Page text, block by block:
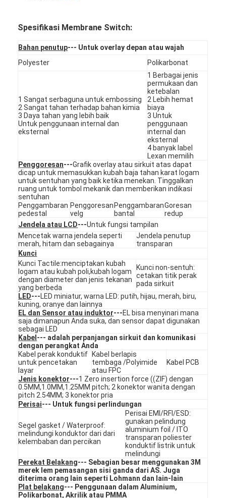
video
Tur Pabrik
Kontrol Kualitas
Berita
Minta Kutipan
Sakelar Membran LED
Sakelar Membran Taktil
Sakelar membran FPC
saklar membran tahan air
Switch Membran Pencetakan Digital
Saklar Membran yang Terpancar
Hamparan Grafis
Sakelar Membran Medis
Saklar Membran ESD
Capacitive Membrane Switch (Switch Membran Kapasitif)
Spesifikasi Membrane Switch:
Bahan penutup--- Untuk overlay depan atau wajah
Polyester
Polikarbonat
1 Sangat serbaguna untuk embossing
2 Sangat tahan terhadap bahan kimia
3 Daya tahan yang lebih baik
Untuk penggunaan internal dan
eksternal
1 Berbagai jenis
permukaan dan
ketebalan
2 Lebih hemat
biaya
3 Untuk
penggunaan
internal dan
eksternal
4 banyak label
Lexan memilih
Penggoresan---Grafik overlay atau sirkuit atas dapat
dicap untuk memasukkan kubah baja tahan karat logam
untuk sentuhan yang baik ketika menekan. Tinggalkan
ruang untuk tombol mekanik dan memberikan indikasi
sentuhan
Penggambaran
pedestal
Penggoresan
velg
Penggambaran
bantal
Goresan
redup
Jendela atau LCD---Untuk fungsi tampilan
Mencetak warna jendela seperti
merah, hitam dan sebagainya
Jendela penutup
transparan
Kunci
Kunci Tactile:menciptakan kubah
logam atau kubah poli,kubah logam
dengan diameter dan jenis tekanan
yang berbeda
Kunci non-sentuh:
cetakan titik perak
pada sirkuit
LED---LED miniatur, warna LED: putih, hijau, merah, biru,
kuning, oranye dan lainnya
EL dan Sensor atau induktor---EL bisa menyinari mana
saja dimanapun Anda suka, dan sensor dapat digunakan
sebagai LED
Kabel --- adalah perpanjangan sirkuit dan komunikasi
dengan perangkat Anda
Kabel perak konduktif
untuk pencetakan
layar
Kabel berlapis
tembaga /Polyimide
atau FPC
Kabel PCB
Jenis konektor---1 Zero insertion force ((ZIF) dengan
0.5MM,1.0MM,1.25MM pitch; 2 konektor wanita dengan
pitch 2.54MM; 3 konektor pria
Perisai--- Untuk fungsi perlindungan
Segel gasket / Waterproof:
melindungi konduktor dari dari
kelembaban dan percikan
Perisai EMI/RFI/ESD:
gunakan pelindung
aluminium foil / ITO
transparan poliester
konduktif listrik untuk
melindungi
Perekat Belakang--- Sebagian besar menggunakan 3M
merek lem pemasangan sisi ganda dari AS. Juga
diterima orang lain seperti Lohmann dan lain-lain
Plat belakang--- Penggunaan dalam Aluminium,
Polikarbonat, Akrilik atau PMMA